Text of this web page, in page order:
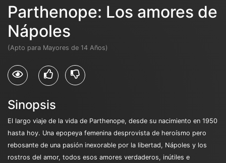
Parthenope: Los amores de
Nápoles
(Apto para Mayores de 14 Años)
Sinopsis
El largo viaje de la vida de Parthenope, desde su nacimiento en 1950
hasta hoy. Una epopeya femenina desprovista de heroísmo pero
rebosante de una pasión inexorable por la libertad, Nápoles y los
rostros del amor, todos esos amores verdaderos, inútiles e